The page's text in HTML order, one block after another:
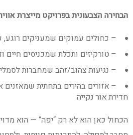
הבחירה הצבעונית בפרויקט מייצרת
– כחולים עמוקים שמעניקים
– טורקיזים ותכלת שמכניסים חיים
– נגיעות צהוב/זהב שמחברות
– אזורים בהירים בתחתית
חדירת אור נקייה
הכחול כאן הוא לא רק “יפה” — הוא